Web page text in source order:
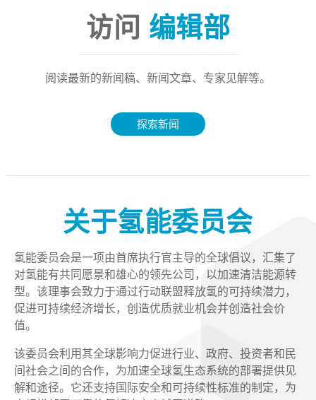
访问 编辑部
阅读最新的新闻稿、新闻文章、专家见解等。
探索新闻
关于氢能委员会
氢能委员会是一项由首席执行官主导的全球倡议，汇集了
对氢能有共同愿景和雄心的领先公司，以加速清洁能源转
型。该理事会致力于通过行动联盟释放氢的可持续潜力，
促进可持续经济增长，创造优质就业机会并创造社会价
值。
该委员会利用其全球影响力促进行业、政府、投资者和民
间社会之间的合作，为加速全球氢生态系统的部署提供见
解和途径。它还支持国际安全和可持续性标准的制定，为